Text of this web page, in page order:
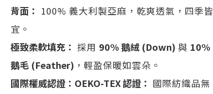
背面： 100% 義大利製亞麻，乾爽透氣，四季皆
宜。
極致柔軟填充： 採用 90% 鵝絨 (Down) 與 10%
鵝毛 (Feather) ，輕盈保暖如雲朵。
國際權威認證： OEKO-TEX 認證： 國際紡織品無